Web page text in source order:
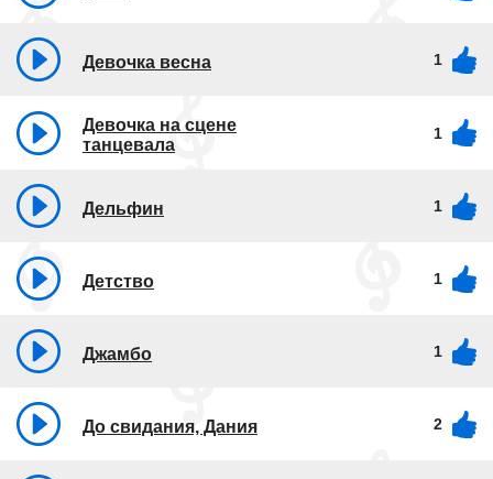
Девочка весна 1
Девочка на сцене
танцевала
1
Дельфин 1
Детство 1
Джамбо 1
До свидания, Дания 2